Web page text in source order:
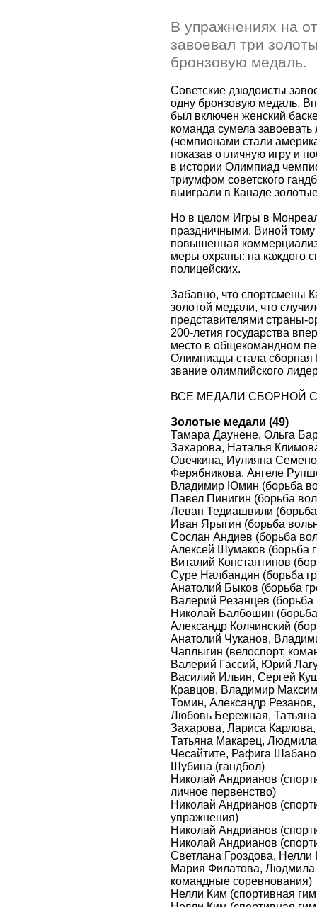
В упражнениях на
завоевал три
бронзовую медаль.
Советские дзюдоисты
одну бронзовую медаль.
был включен женский
команда сумела
(чемпионами стали
показав отличную игру и
в истории Олимпиад
триумфом советского
выиграли в Канаде
Но в целом Игры в
праздничными. Виной
повышенная
меры охраны: на каждого
полицейских.
Забавно, что спортсмены
золотой медали, что
представителями страны-
200-летия государства
место в общекомандном
Олимпиады стала
звание олимпийского
ВСЕ МЕДАЛИ СБОРНОЙ
Золотые медали (49)
Тамара Даунене, Ольга
Захарова, Наталья
Овечкина, Иулияна
Ферябникова, Ангеле
Владимир Юмин (борьба
Павел Пинигин (борьба
Леван Тедиашвили (борьба
Иван Ярыгин (борьба
Сослан Андиев (борьба
Алексей Шумаков (борьба
Виталий Константинов
Суре Налбандян (борьба
Анатолий Быков (борьба
Валерий Резанцев (борьба
Николай Балбошин (борьба
Александр Колчинский
Анатолий Чуканов,
Чаплыгин (велоспорт,
Валерий Гассий, Юрий
Василий Ильин, Сергей
Кравцов, Владимир
Томин, Александр
Любовь Бережная,
Захарова, Лариса
Татьяна Макарец,
Чесайтите, Рафига
Шубина (гандбол)
Николай Андрианов
личное первенство)
Николай Андрианов
упражнения)
Николай Андрианов
Николай Андрианов
Светлана Гроздова,
Мария Филатова, Людмила
командные соревнования)
Нелли Ким (спортивная